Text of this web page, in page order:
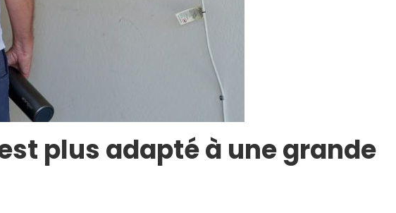
plus adapté à une grande